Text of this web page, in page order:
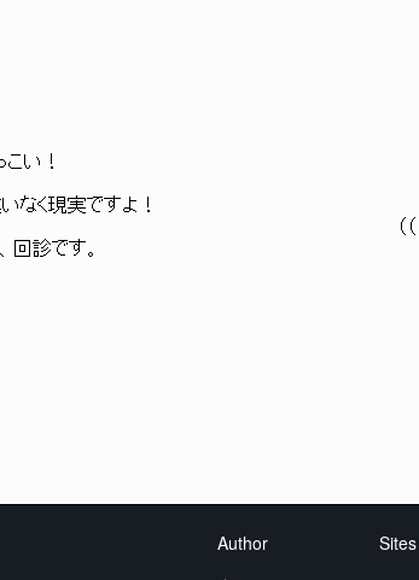
っこい！ 〈
￣￣｀
いなく現実ですよ
, ﾙ, 'ｴ-ﾘλﾝ-
回診です。 '､ '､ .ﾙﾚi
""r-‐‐┐""
､__,ﾉ_ノ
i.r'入」」_
＋
λ ＋
＿＋
Author Sites